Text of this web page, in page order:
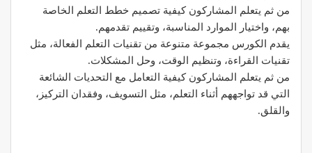
من ثم يتعلم المشاركون كيفية تصميم خطط التعلم الخاصة
بهم، واختيار الموارد المناسبة، وتقييم تقدمهم.
يقدم الكورس مجموعة متنوعة من تقنيات التعلم الفعالة، مثل
تقنيات القراءة، وتنظيم الوقت، وحل المشكلات.
من ثم يتعلم المشاركون كيفية التعامل مع التحديات الشائعة
التي قد تواجههم أثناء التعلم، مثل التسويف، وفقدان التركيز،
والقلق.